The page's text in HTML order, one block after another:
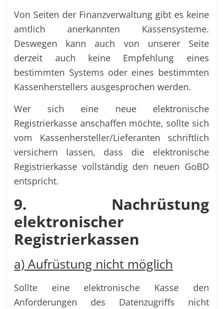
Von Seiten der Finanzverwaltung gibt es keine
amtlich anerkannten Kassensysteme.
Deswegen kann auch von unserer Seite
derzeit auch keine Empfehlung eines
bestimmten Systems oder eines bestimmten
Kassenherstellers ausgesprochen werden.
Wer sich eine neue elektronische
Registrierkasse anschaffen möchte, sollte sich
vom Kassenhersteller/Lieferanten schriftlich
versichern lassen, dass die elektronische
Registrierkasse vollständig den neuen GoBD
entspricht.
9. Nachrüstung
elektronischer
Registrierkassen
a) Aufrüstung nicht möglich
Sollte eine elektronische Kasse den
Anforderungen des Datenzugriffs nicht